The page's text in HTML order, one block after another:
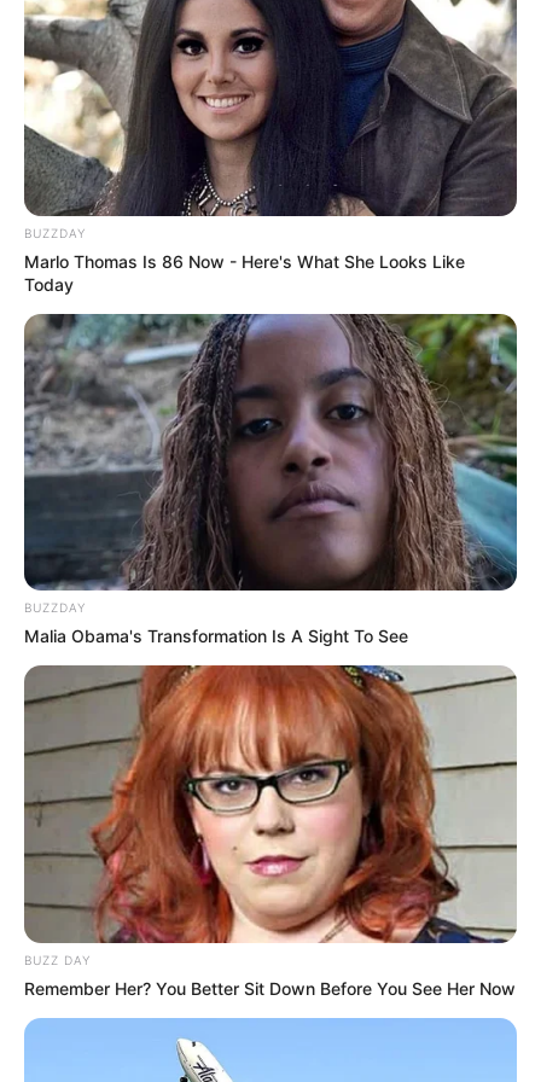
BUZZDAY
Marlo Thomas Is 86 Now - Here's What She Looks Like
Today
BUZZDAY
Malia Obama's Transformation Is A Sight To See
BUZZ DAY
Remember Her? You Better Sit Down Before You See Her Now